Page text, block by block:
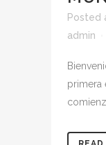
Posted
admin
primera